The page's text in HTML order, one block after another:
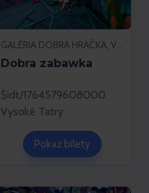
GALÉRIA DOBRÁ HRAČKA, VYSOKÉ TATRY
Dobra zabawka
$idt/1764579608000
Vysoké Tatry
Pokaż bilety